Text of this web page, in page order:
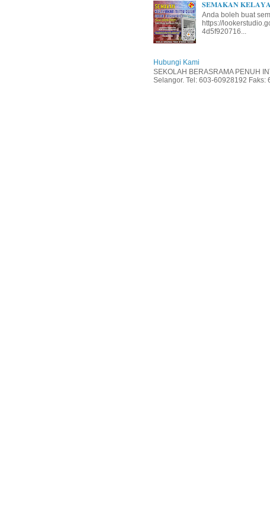
𝐒𝐄𝐌𝐀𝐊𝐀𝐍
Anda boleh buat
https://
4d5f920716...
Hubungi Kami
SEKOLAH BERASRAMA PENUH
Selangor. Tel: 603-60928192 Faks: